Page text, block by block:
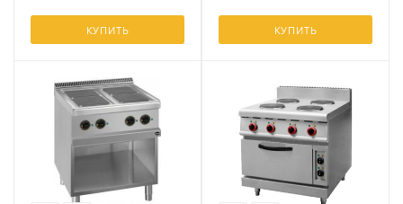
КУПИТЬ КУПИТЬ